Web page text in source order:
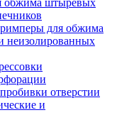
обжима штыревых
для обжима
неизолированных
отверстии
и